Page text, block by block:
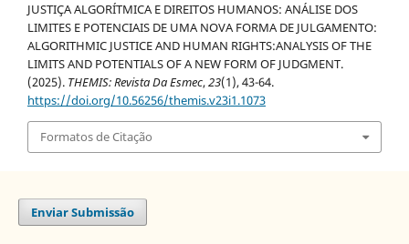
JUSTIÇA ALGORÍTMICA E DIREITOS HUMANOS: ANÁLISE DOS
LIMITES E POTENCIAIS DE UMA NOVA FORMA DE JULGAMENTO:
ALGORITHMIC JUSTICE AND HUMAN RIGHTS:ANALYSIS OF THE
LIMITS AND POTENTIALS OF A NEW FORM OF JUDGMENT.
(2025). THEMIS: Revista Da Esmec,23(1), 43-64.
https://doi.org/10.56256/themis.v23i1.1073
Formatos de Citação
Enviar Submissão